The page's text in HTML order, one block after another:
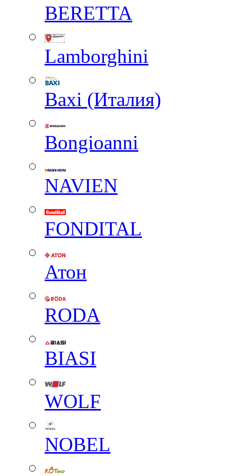
BERETTA
Lamborghini
Baxi (Италия)
Вongioanni
NAVIEN
FONDITAL
Атон
RODA
BIASI
WOLF
NOBEL